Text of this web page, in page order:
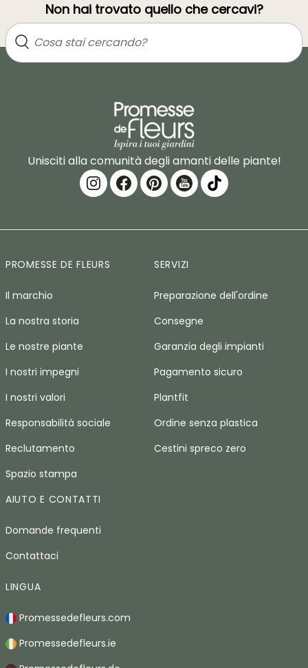
Non hai trovato quello che cercavi?
Unisciti alla comunità degli amanti delle piante!
PROMESSE DE FLEURS
Il marchio
La nostra storia
Le nostre piante
I nostri impegni
I nostri valori
Responsabilità sociale
Reclutamento
Spazio stampa
SERVIZI
Preparazione dell'ordine
Consegne
Garanzia degli impianti
Pagamento sicuro
Plantfit
Ordine senza plastica
Cestini spreco zero
AIUTO E CONTATTI
Domande frequenti
Contattaci
LINGUA
Promessedefleurs.com
Promessedefleurs.ie